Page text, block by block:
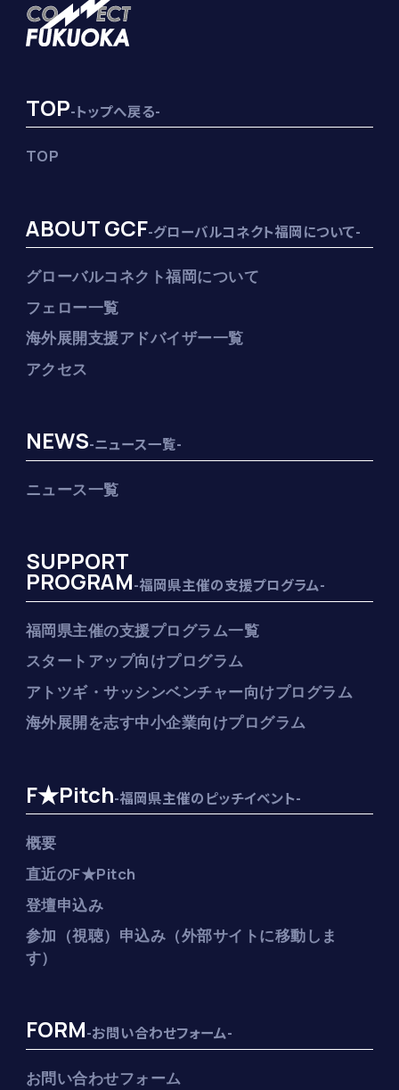
TOP-トップへ戻る-
TOP
ABOUT GCF-グローバルコネクト福岡について-
グローバルコネクト福岡について
フェロー一覧
海外展開支援アドバイザー一覧
アクセス
NEWS-ニュース一覧-
ニュース一覧
SUPPORT
PROGRAM-福岡県主催の支援プログラム-
福岡県主催の支援プログラム一覧
スタートアップ向けプログラム
アトツギ・サッシンベンチャー向けプログラム
海外展開を志す中小企業向けプログラム
F★Pitch-福岡県主催のピッチイベント-
概要
直近のF★Pitch
登壇申込み
参加（視聴）申込み（外部サイトに移動しま
す）
FORM-お問い合わせフォーム-
お問い合わせフォーム